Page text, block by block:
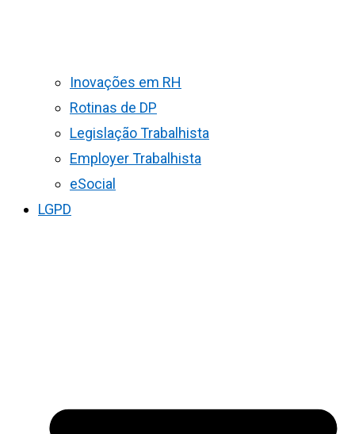
Inovações em RH
Rotinas de DP
Legislação Trabalhista
Employer Trabalhista
eSocial
LGPD